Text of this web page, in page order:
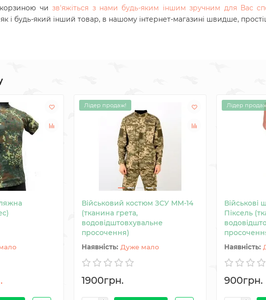
корзиною чизв'яжіться з нами будь-яким іншим зручним для Вас
як і будь-який інший товар, в нашому інтернет-магазині швидше,
Лідер продаж!
Військовий костюм ЗСУ MM-14
(тканина грета,
водовідштовхувальне
просочення)
Дуже мало
1900грн.
Лідер
Військові
Піксель
900грн.